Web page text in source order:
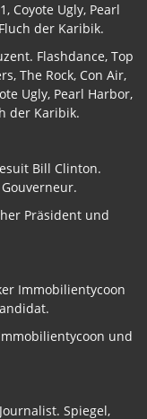
Flashdance, Top
The Rock, Con Air,
Ugly, Pearl Harbor,
der Karibik.
Präsident und
und